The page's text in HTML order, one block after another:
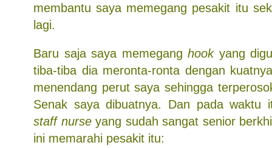
membantu saya memegang pesakit itu
lagi.
Baru saja saya memegang hookyang
tiba-tiba dia meronta-ronta dengan
menendang perut saya sehingga
Senak saya dibuatnya. Dan pada waktu
staff nurseyang sudah sangat senior
ini memarahi pesakit itu: